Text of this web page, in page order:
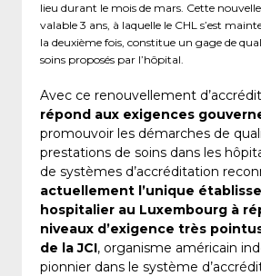
lieu durant le mois de mars. Cette
valable 3 ans, à laquelle le CHL s’est
la deuxième fois, constitue un gage de
soins proposés par l’hôpital.
Avec ce renouvellement
répond aux exigences
promouvoir les démarches de
prestations de soins dans les
de systèmes d’accréditation
actuellement l’unique
hospitalier au Luxembourg à
niveaux d’exigence très
de la JCI, organisme américain
pionnier dans le système